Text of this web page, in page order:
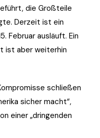
die Großteile
Derzeit ist ein
Februar ausläuft. Ein
ist aber weiterhin
schließen
sicher macht“,
einer „dringenden